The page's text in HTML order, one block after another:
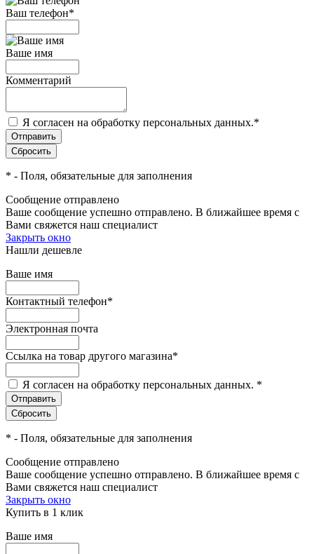
Ваш телефон*
Ваше имя
Комментарий
Я согласен на обработку персональных данных.*
* - Поля, обязательные для заполнения
Сообщение отправлено
Ваше сообщение успешно отправлено. В ближайшее время с
Вами свяжется наш специалист
Закрыть окно
Нашли дешевле
Ваше имя
Контактный телефон*
Электронная почта
Ссылка на товар другого магазина*
Я согласен на обработку персональных данных. *
* - Поля, обязательные для заполнения
Сообщение отправлено
Ваше сообщение успешно отправлено. В ближайшее время с
Вами свяжется наш специалист
Закрыть окно
Купить в 1 клик
Ваше имя